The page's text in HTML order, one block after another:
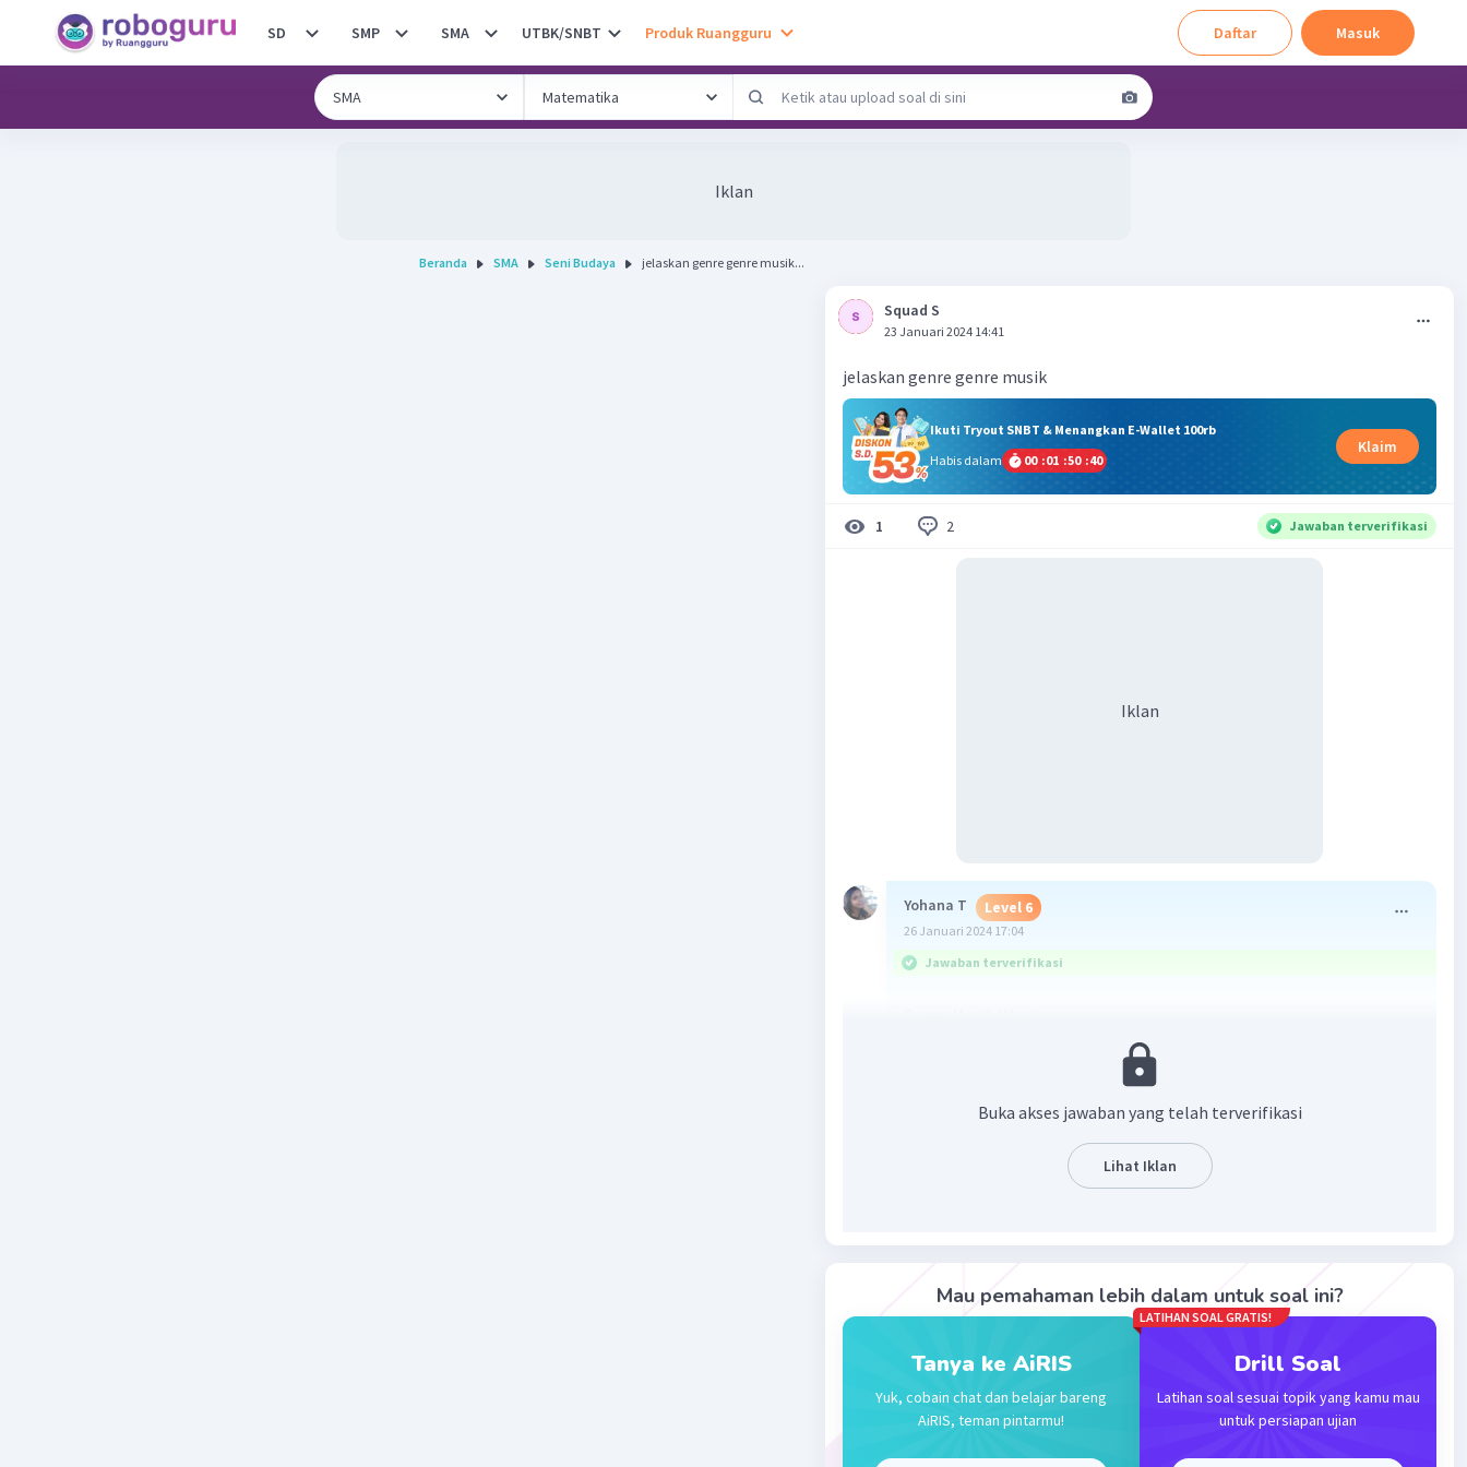
SD SMP SMA UTBK/SNBT Produk Ruangguru Daftar Masuk
Iklan
Beranda SMA Seni Budaya jelaskan genre genre musik...
Squad S
23 Januari 2024 14:41
jelaskan genre genre musik
Ikuti Tryout SNBT & Menangkan E-Wallet 100rb
Habis dalam
00 :01 :50 :40
Klaim
1 2 Jawaban terverifikasi
Iklan
Yohana T Level 6
26 Januari 2024 17:04
Jawaban terverifikasi
Genre Musik Techno
Genre Musik Pop
Genre Musik Rock
Nanda R Community Level 89
Buka akses jawaban yang telah terverifikasi
Lihat Iklan
Mau pemahaman lebih dalam untuk soal ini?
Tanya ke AiRIS
Yuk, cobain chat dan belajar bareng
AiRIS, teman pintarmu!
LATIHAN SOAL GRATIS!
Drill Soal
Latihan soal sesuai topik yang kamu mau
untuk persiapan ujian